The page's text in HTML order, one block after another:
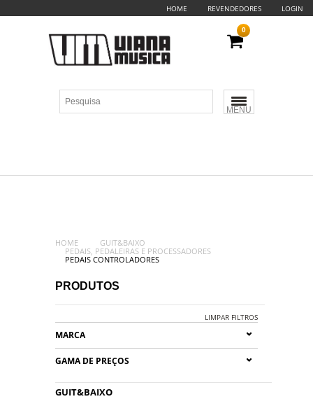
HOME REVENDEDORES LOGIN
MENU
0
HOME
GUIT&BAIXO
PEDAIS, PEDALEIRAS E PROCESSADORES
PEDAIS CONTROLADORES
PRODUTOS
LIMPAR FILTROS
MARCA
GAMA DE PREÇOS
GUIT&BAIXO